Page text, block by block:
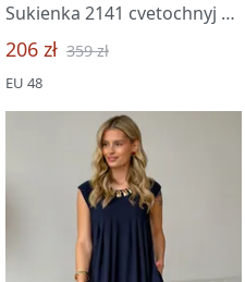
Sukienka 2141 cvetochnyj print
206 zł 359 zł
EU 48